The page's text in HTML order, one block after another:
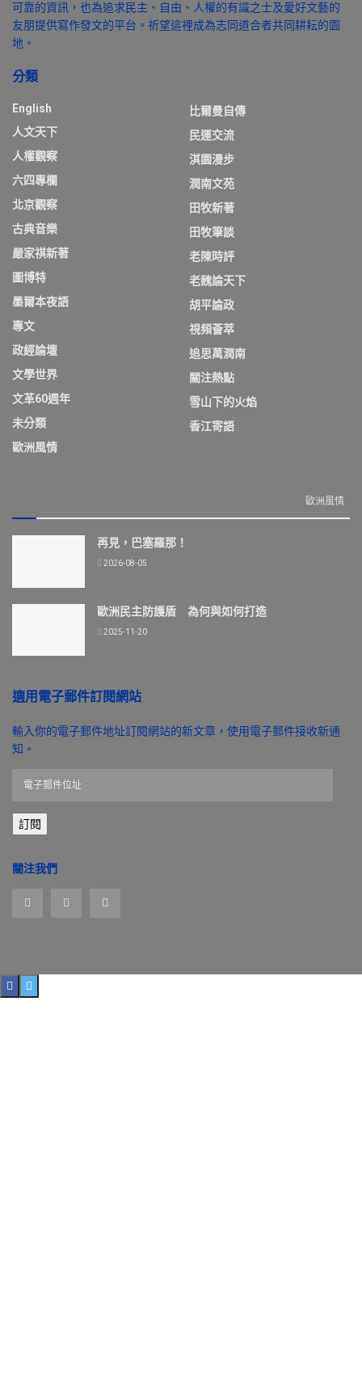
可靠的資訊，也為追求民主、自由、人權的有識之士及愛好文藝的
友朋提供寫作發文的平台。祈望這裡成為志同道合者共同耕耘的園
地。
分類
English
人文天下
人權觀察
六四專欄
北京觀察
古典音樂
嚴家祺新著
圖博特
墨爾本夜語
專文
政經論壇
文學世界
文革60週年
未分類
歐洲風情
比爾曼自傳
民運交流
淇園漫步
潤南文苑
田牧新著
田牧筆談
老陳時評
老魏論天下
胡平論政
視頻薈萃
追思萬潤南
關注熱點
雪山下的火焰
香江寄語
歐洲風情
再見，巴塞羅那！
2026-08-05
歐洲民主防護盾 為何與如何打造
2025-11-20
適用電子郵件訂閱網站
輸入你的電子郵件地址訂閱網站的新文章，使用電子郵件接收新通
知。
郵
件
址
訂閱
關注我們